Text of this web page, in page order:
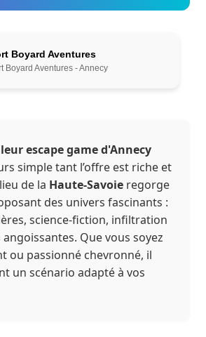
Boyard Aventures
Boyard Aventures - Annecy
escape game d'Annecy
simple tant l’offre est riche et
de la Haute-Savoie regorge
des univers fascinants :
science-fiction, infiltration
Que vous soyez
ou passionné chevronné, il
un scénario adapté à vos